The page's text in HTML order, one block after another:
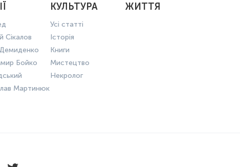
Сікалов
Бойко
Мартинюк
КУЛЬТУРА
Усі статті
Історія
Книги
Мистецтво
Некролог
ЖИТТЯ